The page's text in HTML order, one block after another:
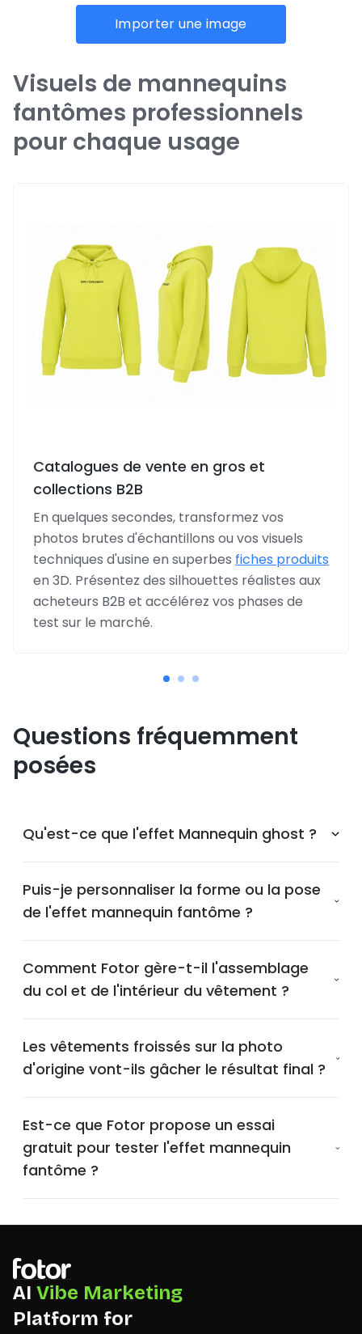
Importer une image
Visuels de mannequins
fantômes professionnels
pour chaque usage
Catalogues de vente en gros et
collections B2B
En quelques secondes, transformez vos
photos brutes d'échantillons ou vos visuels
techniques d'usine en superbes fiches produits
en 3D. Présentez des silhouettes réalistes aux
acheteurs B2B et accélérez vos phases de
test sur le marché.
Questions fréquemment
posées
Qu'est-ce que l'effet Mannequin ghost ?
Puis-je personnaliser la forme ou la pose
de l'effet mannequin fantôme ?
Comment Fotor gère-t-il l'assemblage
du col et de l'intérieur du vêtement ?
Les vêtements froissés sur la photo
d'origine vont-ils gâcher le résultat final ?
Est-ce que Fotor propose un essai
gratuit pour tester l'effet mannequin
fantôme ?
AI Vibe Marketing
Platform for